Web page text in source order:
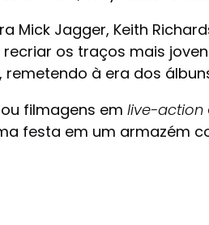
Mick Jagger, Keith
os traços mais
à era dos
filmagens em live-action
festa em um armazém